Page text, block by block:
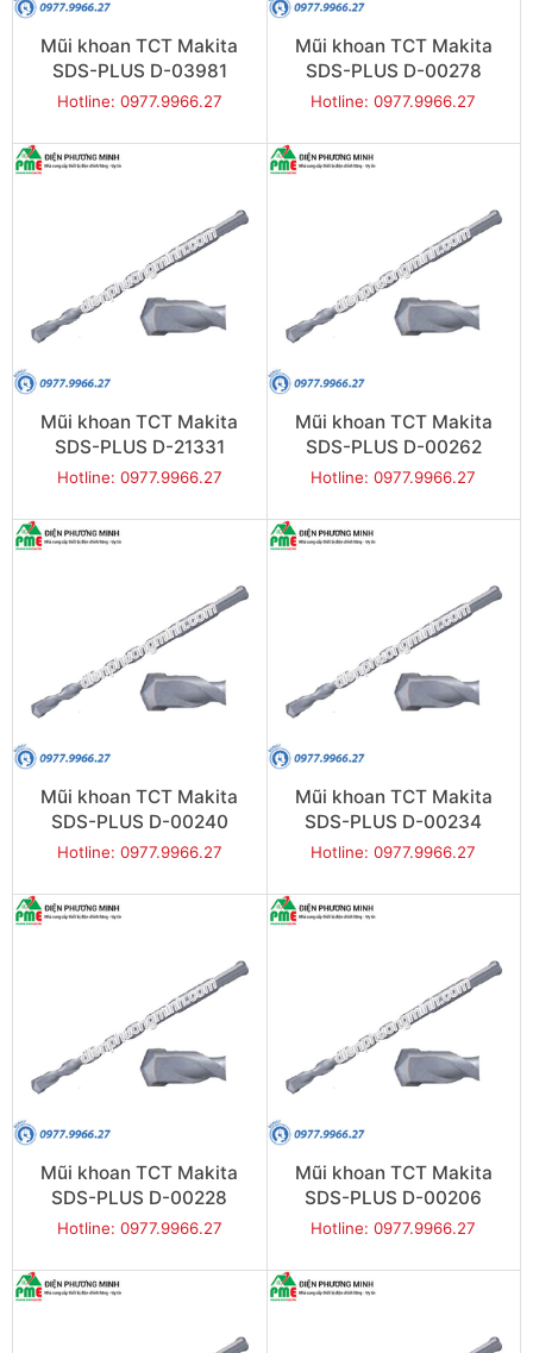
Mũi khoan TCT Makita
SDS-PLUS D-03981
(16x160mm)
Hotline: 0977.9966.27
Mũi khoan TCT Makita
SDS-PLUS D-00278
(14x260mm)
Hotline: 0977.9966.27
Mũi khoan TCT Makita
SDS-PLUS D-21331
(14x210mm)
Hotline: 0977.9966.27
Mũi khoan TCT Makita
SDS-PLUS D-00262
(14x160mm)
Hotline: 0977.9966.27
Mũi khoan TCT Makita
SDS-PLUS D-00240
(12x260mm)
Hotline: 0977.9966.27
Mũi khoan TCT Makita
SDS-PLUS D-00234
(12x210mm)
Hotline: 0977.9966.27
Mũi khoan TCT Makita
SDS-PLUS D-00228
(12x160mm)
Hotline: 0977.9966.27
Mũi khoan TCT Makita
SDS-PLUS D-00206
(10x310mm)
Hotline: 0977.9966.27